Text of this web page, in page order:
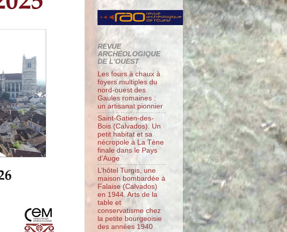
REVUE
ARCHÉOLOGIQUE
DE L'OUEST
Les fours à chaux à
foyers multiples du
nord-ouest des
Gaules romaines :
un artisanat pionnier
Saint-Gatien-des-
Bois (Calvados). Un
petit habitat et sa
nécropole à La Tène
finale dans le Pays
d’Auge
L’hôtel Turgis, une
maison bombardée à
Falaise (Calvados)
en 1944. Arts de la
table et
conservatisme chez
la petite bourgeoisie
des années 1940